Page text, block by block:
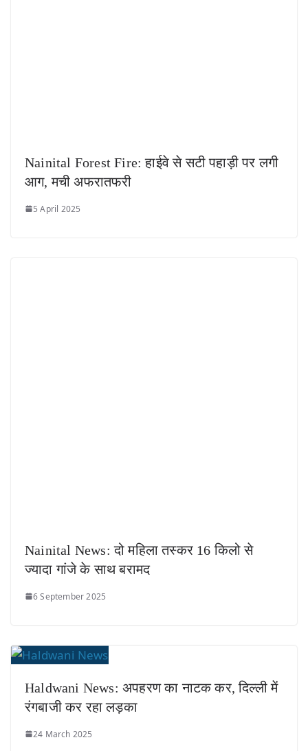
Nainital Forest Fire: हाईवे से सटी पहाड़ी पर लगी
आग, मची अफरातफरी
5 April 2025
Nainital News: दो महिला तस्कर 16 किलो से
ज्यादा गांजे के साथ बरामद
6 September 2025
Haldwani News: अपहरण का नाटक कर, दिल्ली में
रंगबाजी कर रहा लड़का
24 March 2025